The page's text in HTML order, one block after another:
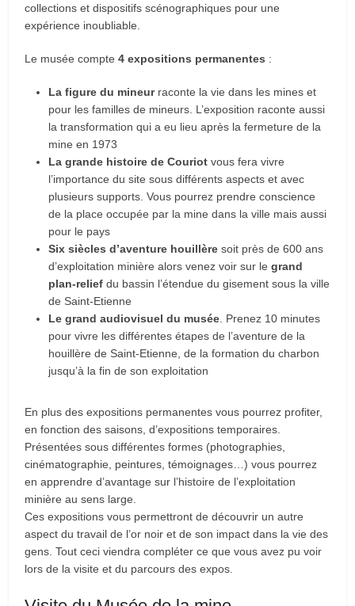
collections et dispositifs scénographiques pour une
expérience inoubliable.
Le musée compte4 expositions permanentes :
La figure du mineurraconte la vie dans les mines et
pour les familles de mineurs. L’exposition raconte aussi
la transformation qui a eu lieu après la fermeture de la
mine en 1973
La grande histoire de Couriotvous fera vivre
l’importance du site sous différents aspects et avec
plusieurs supports. Vous pourrez prendre conscience
de la place occupée par la mine dans la ville mais aussi
pour le pays
Six siècles d’aventure houillèresoit près de 600 ans
d’exploitation minière alors venez voir sur legrand
plan-relief du bassin l’étendue du gisement sous la ville
de Saint-Etienne
Le grand audiovisuel du musée . Prenez 10 minutes
pour vivre les différentes étapes de l’aventure de la
houillère de Saint-Etienne, de la formation du charbon
jusqu’à la fin de son exploitation
En plus des expositions permanentes vous pourrez profiter,
en fonction des saisons, d’expositions temporaires.
Présentées sous différentes formes (photographies,
cinématographie, peintures, témoignages…) vous pourrez
en apprendre d’avantage sur l’histoire de l’exploitation
minière au sens large.
Ces expositions vous permettront de découvrir un autre
aspect du travail de l’or noir et de son impact dans la vie des
gens. Tout ceci viendra compléter ce que vous avez pu voir
lors de la visite et du parcours des expos.